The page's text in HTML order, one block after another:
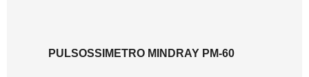
PULSOSSIMETRO MINDRAY PM-60